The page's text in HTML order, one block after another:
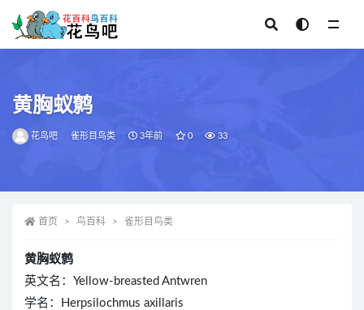
黄胸蚁鹩
花鸟吧 雀形目鸟类 3年前 0 33
首页 鸟百科 雀形目鸟类
黄胸蚁鹩
英文名：Yellow-breasted Antwren
学名：Herpsilochmus axillaris